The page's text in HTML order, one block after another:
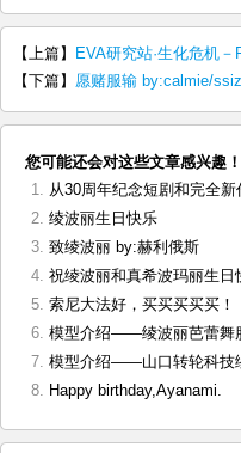
【上篇】
EVA研究站·生化危机－
【下篇】 愿赌服输 by:calmie/
您可能还会对这些文章感兴趣！
从30周年纪念短剧和完全
绫波丽生日快乐
致绫波丽 by:赫利俄斯
祝绫波丽和真希波玛丽生日
索尼大法好，买买买买买
模型介绍——绫波丽芭蕾舞
模型介绍——山口转轮科技
Happy birthday,Ayanami.